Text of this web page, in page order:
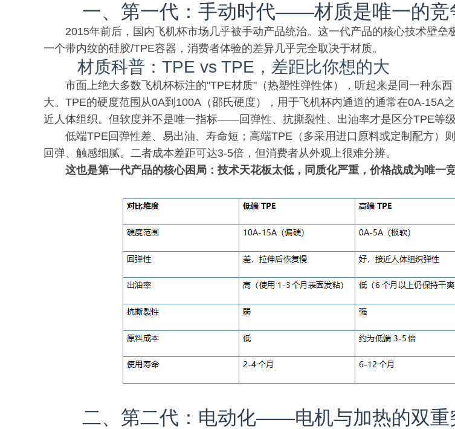
一、第一代：手动时代——材质是唯一的竞
2015年前后，国内飞机杯市场几乎被手动产品统治。这一代产品的核心技术壁
一个带内纹的硅胶/TPE容器，消费者体验的差异几乎完全取决于材质。
材质科普：TPE vs TPE，差距比你想的大
市面上绝大多数飞机杯标注的"TPE材质"（热塑性弹性体），听起来是同一种东
大。TPE的硬度范围从0A到100A（邵氏硬度），用于飞机杯内通道的通常在0A-15A
近人体组织。但软度并不是唯一指标——回弹性、抗撕裂性、出油率才是区分TPE等级
低端TPE回弹性差、易出油、寿命短；高端TPE（多采用进口原料或定制配方）
回弹、触感细腻。二者成本差距可达3-5倍，但消费者从外观上很难分辨。
这也是第一代产品的核心困局：技术天花板太低，同质化严重，价格战成为唯一竞
二、第二代：电动化——电机与加热的双重